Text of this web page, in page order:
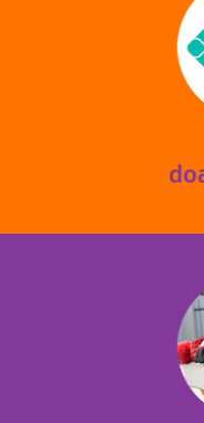
via PIX? Elas
mantermos
Você pode doar
Leopoldina – De
das 13h30 às